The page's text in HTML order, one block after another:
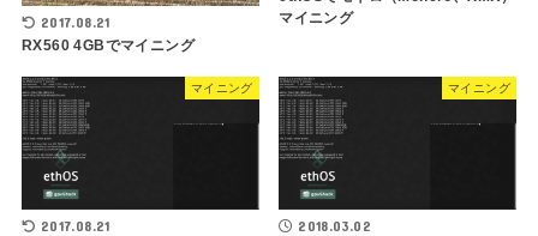
2017.08.21
RX560 4GBでマイニング
マイニング
マイニング
2017.08.21
マイニング
2018.03.02